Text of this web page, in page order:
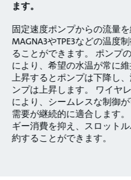
ます。
固定速度ポンプからの流量を
MAGNA3やTPE3などの温度
ることができます。 ポンプ
により、希望の水温が常に
上昇するとポンプは下降し
ンプは上昇します。 ワイヤ
により、シームレスな制御
需要が継続的に適合します
ギー消費を抑え、スロット
約することができます。